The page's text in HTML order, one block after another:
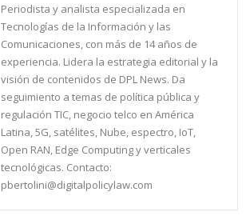
Periodista y analista especializada en
Tecnologías de la Información y las
Comunicaciones, con más de 14 años de
experiencia. Lidera la estrategia editorial y la
visión de contenidos de DPL News. Da
seguimiento a temas de política pública y
regulación TIC, negocio telco en América
Latina, 5G, satélites, Nube, espectro, IoT,
Open RAN, Edge Computing y verticales
tecnológicas. Contacto:
pbertolini@digitalpolicylaw.com